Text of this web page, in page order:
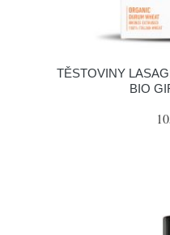
TĚSTOVINY
BIO